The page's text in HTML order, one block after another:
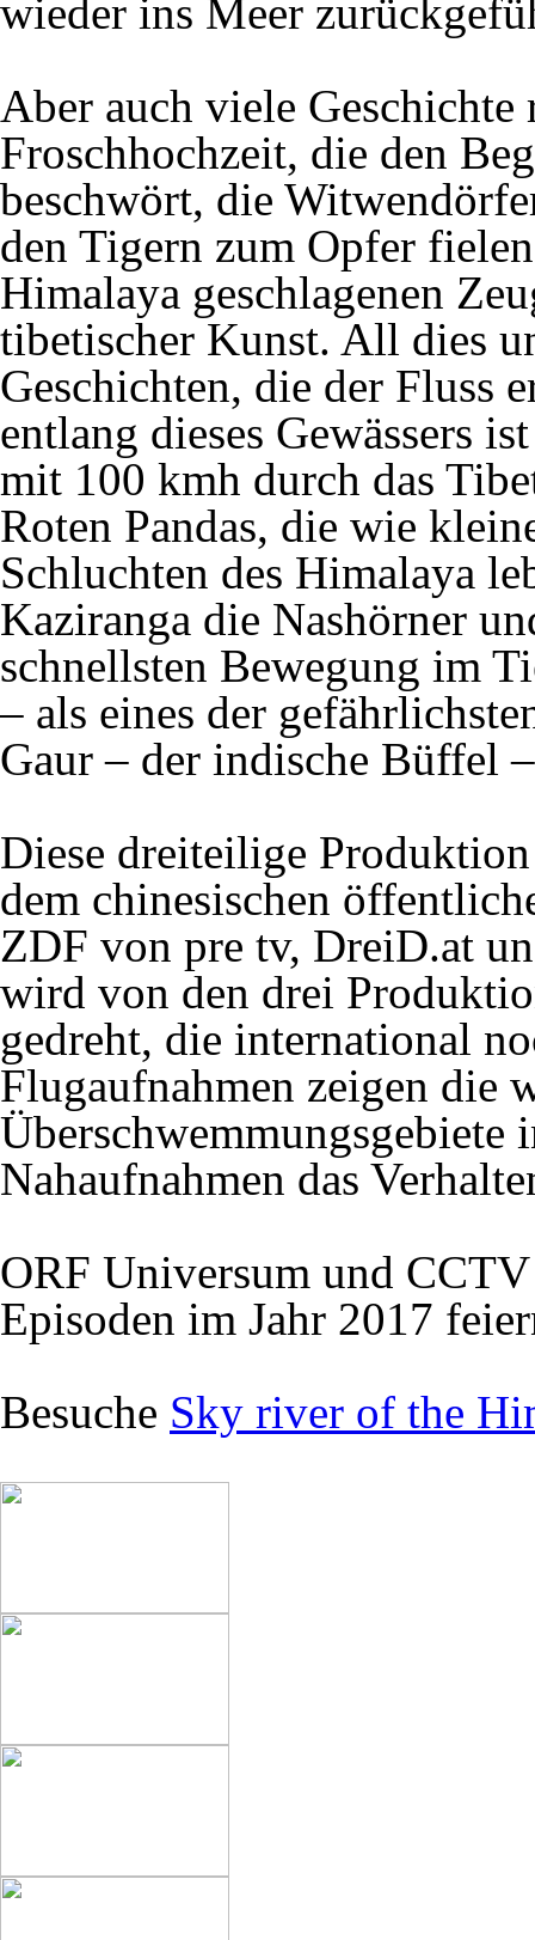
wieder ins Meer
Aber auch viele
Froschhochzeit, die den
beschwört, die
den Tigern zum Opfer
Himalaya geschlagenen
tibetischer Kunst. All dies
Geschichten, die der Fluss
entlang dieses Gewässers
mit 100 kmh durch das
Roten Pandas, die wie
Schluchten des Himalaya
Kaziranga die Nashörner
schnellsten Bewegung im
– als eines der
Gaur – der indische Büffel
Diese dreiteilige
dem chinesischen
ZDF von pre tv, DreiD.at
wird von den drei
gedreht, die international
Flugaufnahmen zeigen die
Überschwemmungsgebiete
Nahaufnahmen das
ORF Universum und CCTV
Episoden im Jahr 2017
Besuche Sky river of the